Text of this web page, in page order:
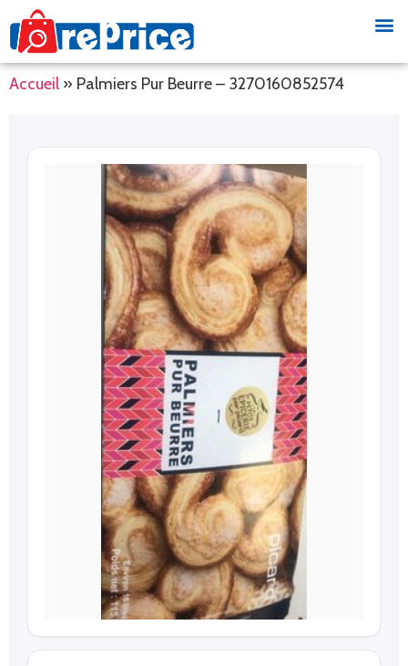
Accueil » Palmiers Pur Beurre – 3270160852574